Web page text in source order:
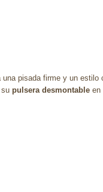
pisada firme y un estilo
pulsera desmontable en